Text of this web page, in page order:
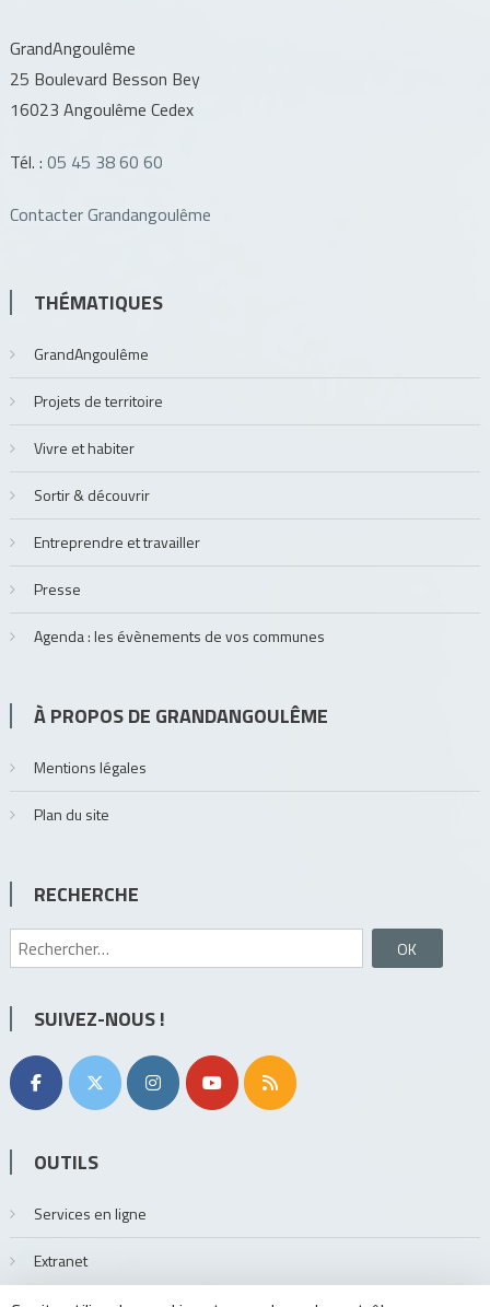
GrandAngoulême
25 Boulevard Besson Bey
16023 Angoulême Cedex
Tél. : 05 45 38 60 60
Contacter Grandangoulême
THÉMATIQUES
GrandAngoulême
Projets de territoire
Vivre et habiter
Sortir & découvrir
Entreprendre et travailler
Presse
Agenda : les évènements de vos communes
À PROPOS DE GRANDANGOULÊME
Mentions légales
Plan du site
RECHERCHE
Rechercher :
SUIVEZ-NOUS !
OUTILS
Services en ligne
Extranet